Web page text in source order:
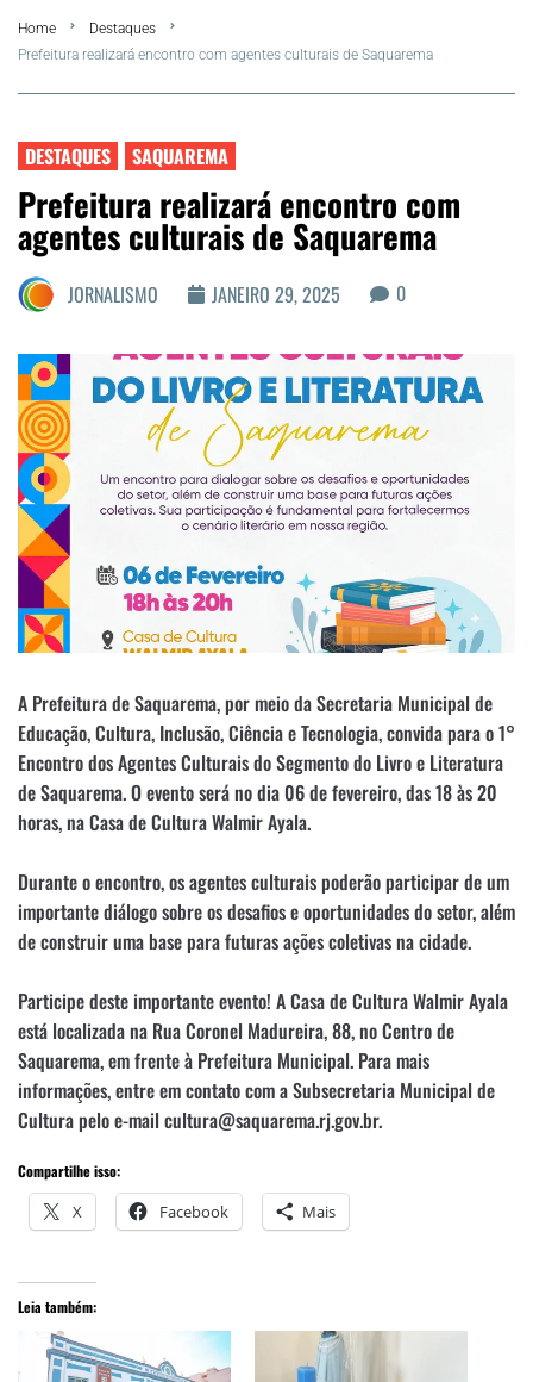
Summer
Região dos Lagos
Agenda Cultural
Colunistas
Matérias Exclusivas
Home
Destaques
Prefeitura realizará encontro com agentes culturais de Saquarema
DESTAQUES SAQUAREMA
Prefeitura realizará encontro com
agentes culturais de Saquarema
JORNALISMO JANEIRO 29, 2025 0
A Prefeitura de Saquarema, por meio da Secretaria Municipal de
Educação, Cultura, Inclusão, Ciência e Tecnologia, convida para o 1°
Encontro dos Agentes Culturais do Segmento do Livro e Literatura
de Saquarema. O evento será no dia 06 de fevereiro, das 18 às 20
horas, na Casa de Cultura Walmir Ayala.
Durante o encontro, os agentes culturais poderão participar de um
importante diálogo sobre os desafios e oportunidades do setor, além
de construir uma base para futuras ações coletivas na cidade.
Participe deste importante evento! A Casa de Cultura Walmir Ayala
está localizada na Rua Coronel Madureira, 88, no Centro de
Saquarema, em frente à Prefeitura Municipal. Para mais
informações, entre em contato com a Subsecretaria Municipal de
Cultura pelo e-mail cultura@saquarema.rj.gov.br.
Compartilhe isso:
X Facebook Mais
Leia também: